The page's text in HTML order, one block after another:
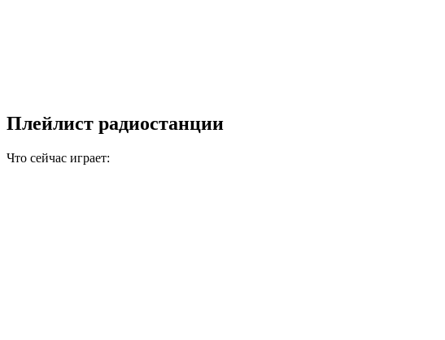
Плейлист радиостанции
Что сейчас играет: